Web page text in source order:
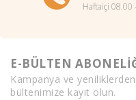
Haftaiçi 08.00
E-BÜLTEN
Kampanya ve
bültenimize kayıt olun.